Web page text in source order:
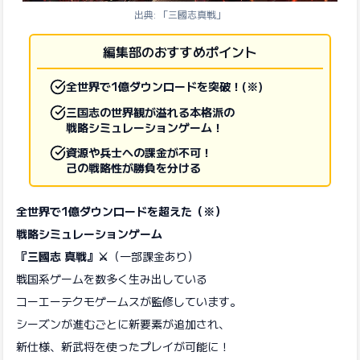
出典: 「三國志真戦」
編集部のおすすめポイント
全世界で1億ダウンロードを突破！(※)
三国志の世界観が溢れる本格派の
戦略シミュレーションゲーム！
資源や兵士への課金が不可！
己の戦略性が勝負を分ける
全世界で1億ダウンロードを超えた（※）
戦略シミュレーションゲーム
『三國志 真戦』⚔️ （一部課金あり）
戦国系ゲームを数多く生み出している
コーエーテクモゲームスが監修しています。
シーズンが進むごとに新要素が追加され、
新仕様、新武将を使ったプレイが可能に！